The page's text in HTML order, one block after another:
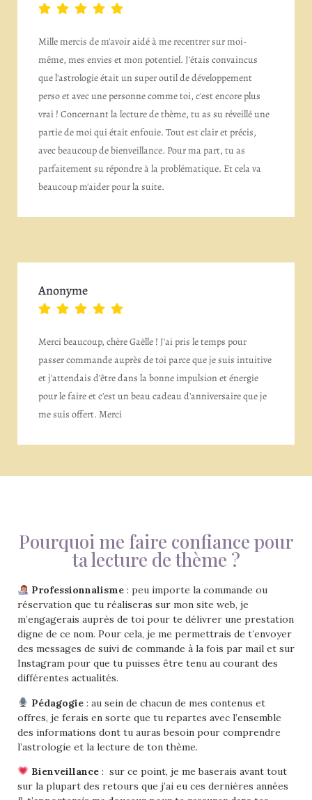
Mille mercis de m'avoir aidé à me recentrer sur moi-
même, mes envies et mon potentiel. J'étais convaincus
que l'astrologie était un super outil de développement
perso et avec une personne comme toi, c'est encore plus
vrai ! Concernant la lecture de thème, tu as su réveillé une
partie de moi qui était enfouie. Tout est clair et précis,
avec beaucoup de bienveillance. Pour ma part, tu as
parfaitement su répondre à la problématique. Et cela va
beaucoup m'aider pour la suite.
Anonyme
Merci beaucoup, chère Gaëlle ! J'ai pris le temps pour
passer commande auprès de toi parce que je suis intuitive
et j'attendais d'être dans la bonne impulsion et énergie
pour le faire et c'est un beau cadeau d'anniversaire que je
me suis offert. Merci
Pourquoi me faire confiance pour
ta lecture de thème ?
Professionnalisme: peu importe la commande ou
réservation que tu réaliseras sur mon site web, je
m’engagerais auprès de toi pour te délivrer une prestation
digne de ce nom. Pour cela, je me permettrais de t’envoyer
des messages de suivi de commande à la fois par mail et sur
Instagram pour que tu puisses être tenu au courant des
différentes actualités.
Pédagogie: au sein de chacun de mes contenus et
offres, je ferais en sorte que tu repartes avec l’ensemble
des informations dont tu auras besoin pour comprendre
l’astrologie et la lecture de ton thème.
Bienveillance: sur ce point, je me baserais avant tout
sur la plupart des retours que j’ai eu ces dernières années